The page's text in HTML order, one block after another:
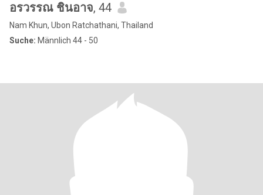
อรวรรณ ชินอาจ, 44
Nam Khun, Ubon Ratchathani, Thailand
Suche: Männlich 44 - 50